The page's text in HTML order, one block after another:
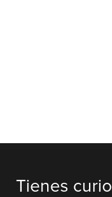
Tienes